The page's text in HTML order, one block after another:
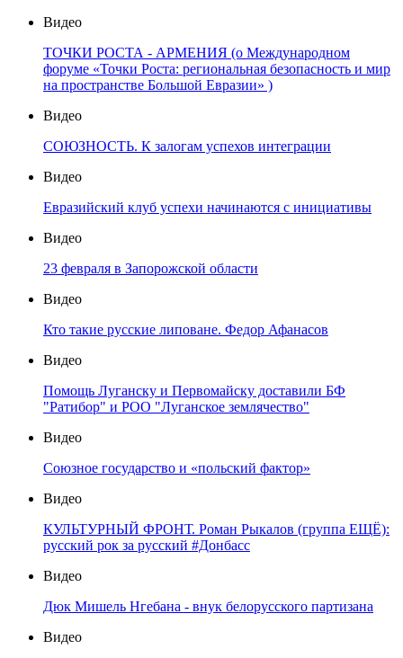
Видео
ТОЧКИ РОСТА - АРМЕНИЯ (о Международном
форуме «Точки Роста: региональная безопасность и мир
на пространстве Большой Евразии» )
Видео
СОЮЗНОСТЬ. К залогам успехов интеграции
Видео
Евразийский клуб успехи начинаются с инициативы
Видео
23 февраля в Запорожской области
Видео
Кто такие русские липоване. Федор Афанасов
Видео
Помощь Луганску и Первомайску доставили БФ
"Ратибор" и РОО "Луганское землячество"
Видео
Союзное государство и «польский фактор»
Видео
КУЛЬТУРНЫЙ ФРОНТ. Роман Рыкалов (группа ЕЩЁ):
русский рок за русский #Донбасс
Видео
Дюк Мишель Нгебана - внук белорусского партизана
Видео